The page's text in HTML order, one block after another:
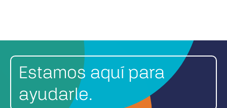
Estamos aquí para
ayudarle.